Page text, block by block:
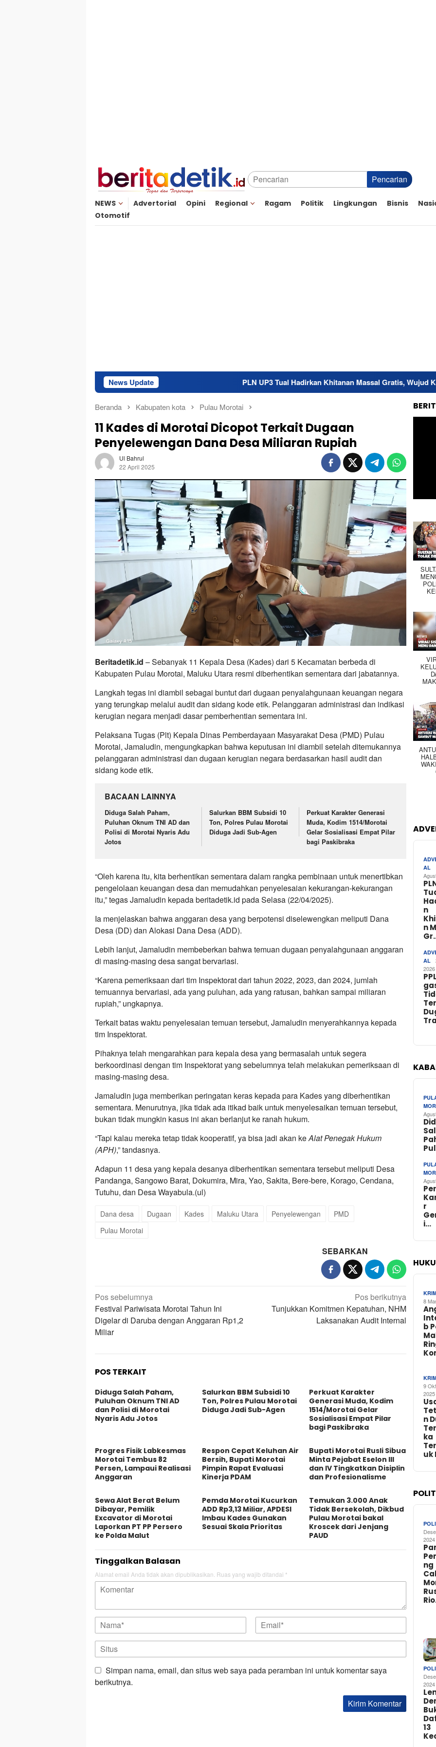
Pencarian
NEWS Advertorial Opini Regional Ragam Politik Lingkungan Bisnis
Otomotif
News Update PLN UP3 Tual Hadirkan Khitanan Massal Gratis, Wujud Kepedulian bagi
Beranda Kabupaten kota Pulau Morotai
11 Kades di Morotai Dicopot Terkait Dugaan
Penyelewengan Dana Desa Miliaran Rupiah
Ul Bahrul
22 April 2025
Beritadetik.id – Sebanyak 11 Kepala Desa (Kades) dari 5 Kecamatan berbeda di
Kabupaten Pulau Morotai, Maluku Utara resmi diberhentikan sementara dari jabatannya.
Langkah tegas ini diambil sebagai buntut dari dugaan penyalahgunaan keuangan negara
yang terungkap melalui audit dan sidang kode etik. Pelanggaran administrasi dan indikasi
kerugian negara menjadi dasar pemberhentian sementara ini.
Pelaksana Tugas (Plt) Kepala Dinas Pemberdayaan Masyarakat Desa (PMD) Pulau
Morotai, Jamaludin, mengungkapkan bahwa keputusan ini diambil setelah ditemukannya
pelanggaran administrasi dan dugaan kerugian negara berdasarkan hasil audit dan
sidang kode etik.
BACAAN LAINNYA
Diduga Salah Paham,
Puluhan Oknum TNI AD dan
Polisi di Morotai Nyaris Adu
Jotos
Salurkan BBM Subsidi 10
Ton, Polres Pulau Morotai
Diduga Jadi Sub-Agen
Perkuat Karakter Generasi
Muda, Kodim 1514/Morotai
Gelar Sosialisasi Empat Pilar
bagi Paskibraka
“Oleh karena itu, kita berhentikan sementara dalam rangka pembinaan untuk menertibkan
pengelolaan keuangan desa dan memudahkan penyelesaian kekurangan-kekurangan
itu,” tegas Jamaludin kepada beritadetik.id pada Selasa (22/04/2025).
Ia menjelaskan bahwa anggaran desa yang berpotensi diselewengkan meliputi Dana
Desa (DD) dan Alokasi Dana Desa (ADD).
Lebih lanjut, Jamaludin membeberkan bahwa temuan dugaan penyalahgunaan anggaran
di masing-masing desa sangat bervariasi.
“Karena pemeriksaan dari tim Inspektorat dari tahun 2022, 2023, dan 2024, jumlah
temuannya bervariasi, ada yang puluhan, ada yang ratusan, bahkan sampai miliaran
rupiah,” ungkapnya.
Terkait batas waktu penyelesaian temuan tersebut, Jamaludin menyerahkannya kepada
tim Inspektorat.
Pihaknya telah mengarahkan para kepala desa yang bermasalah untuk segera
berkoordinasi dengan tim Inspektorat yang sebelumnya telah melakukan pemeriksaan di
masing-masing desa.
Jamaludin juga memberikan peringatan keras kepada para Kades yang diberhentikan
sementara. Menurutnya, jika tidak ada itikad baik untuk menyelesaikan temuan tersebut,
bukan tidak mungkin kasus ini akan berlanjut ke ranah hukum.
“Tapi kalau mereka tetap tidak kooperatif, ya bisa jadi akan keAlat Penegak Hukum
(APH),” tandasnya.
Adapun 11 desa yang kepala desanya diberhentikan sementara tersebut meliputi Desa
Pandanga, Sangowo Barat, Dokumira, Mira, Yao, Sakita, Bere-bere, Korago, Cendana,
Tutuhu, dan Desa Wayabula.(ul)
Dana desa Dugaan Kades Maluku Utara Penyelewengan
PMD
Pulau Morotai
SEBARKAN
Navigasi
pos
Pos sebelumnya
Festival Pariwisata Morotai Tahun Ini
Digelar di Daruba dengan Anggaran Rp1,2
Miliar
Pos berikutnya
Tunjukkan Komitmen Kepatuhan, NHM
Laksanakan Audit Internal
POS TERKAIT
Diduga Salah Paham,
Puluhan Oknum TNI AD
dan Polisi di Morotai
Nyaris Adu Jotos
Salurkan BBM Subsidi 10
Ton, Polres Pulau Morotai
Diduga Jadi Sub-Agen
Perkuat Karakter
Generasi Muda, Kodim
1514/Morotai Gelar
Sosialisasi Empat Pilar
bagi Paskibraka
Progres Fisik Labkesmas
Morotai Tembus 82
Persen, Lampaui Realisasi
Anggaran
Respon Cepat Keluhan Air
Bersih, Bupati Morotai
Pimpin Rapat Evaluasi
Kinerja PDAM
Bupati Morotai Rusli Sibua
Minta Pejabat Eselon III
dan IV Tingkatkan Disiplin
dan Profesionalisme
Sewa Alat Berat Belum
Dibayar, Pemilik
Excavator di Morotai
Laporkan PT PP Persero
ke Polda Malut
Pemda Morotai Kucurkan
ADD Rp3,13 Miliar, APDESI
Imbau Kades Gunakan
Sesuai Skala Prioritas
Temukan 3.000 Anak
Tidak Bersekolah, Dikbud
Pulau Morotai bakal
Kroscek dari Jenjang
PAUD
Tinggalkan Balasan
Alamat email Anda tidak akan dipublikasikan. Ruas yang wajib ditandai *
Simpan nama, email, dan situs web saya pada peramban ini untuk komentar saya
berikutnya.
AL
n
n
AL
2026
r
i…
8
b
9
2025
n
ka
uk
2024
ng
2024
13